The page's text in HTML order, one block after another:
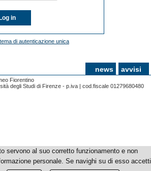
Log in
di autenticazione unica
news avvisi
Fiorentino
degli Studi di Firenze - p.iva | cod.fiscale 01279680480
servono al suo corretto funzionamento e non
personale. Se navighi su di esso accetti